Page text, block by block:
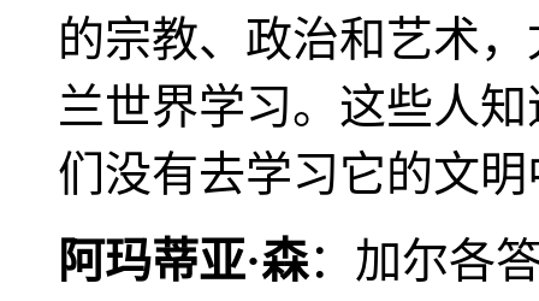
的宗教、政治和艺术
兰世界学习。这些人
们没有去学习它的文
阿玛蒂亚·森：加尔各